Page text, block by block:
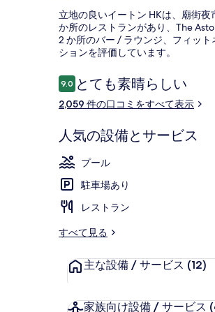
立地の良いイートン HKは、廟街
か所のレストランがあり、The
2 か所のバー / ラウンジ、フィッ
ションを評価しています。
口
コ
ミ
9.010段階中9.0
とても素晴らしい
2,059 件の口コミをすべて表示
人気の設備とサービス
プール
駐車場あり
レストラン
すべて見る
主な設備 / サービス (12)
家族向け設備 / サービス